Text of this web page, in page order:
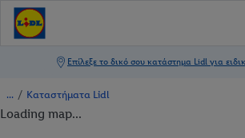
/ Καταστήματα Lidl
Loading map...